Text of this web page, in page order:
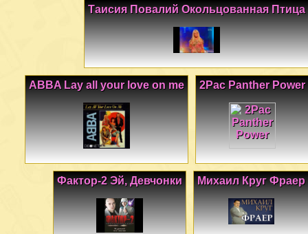
Таисия Повалий Окольцованная Птица
2Pac Panther Power
ABBA Lay all your love on me
Михаил Круг Фраер
Фактор-2 Эй, Девчонки